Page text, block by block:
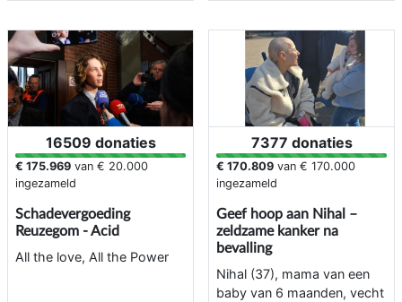
16509 donaties
€ 175.969 van € 20.000
ingezameld
Schadevergoeding
Reuzegom - Acid
All the love, All the Power
7377 donaties
€ 170.809 van € 170.000
ingezameld
Geef hoop aan Nihal –
zeldzame kanker na
bevalling
Nihal (37), mama van een
baby van 6 maanden, vecht